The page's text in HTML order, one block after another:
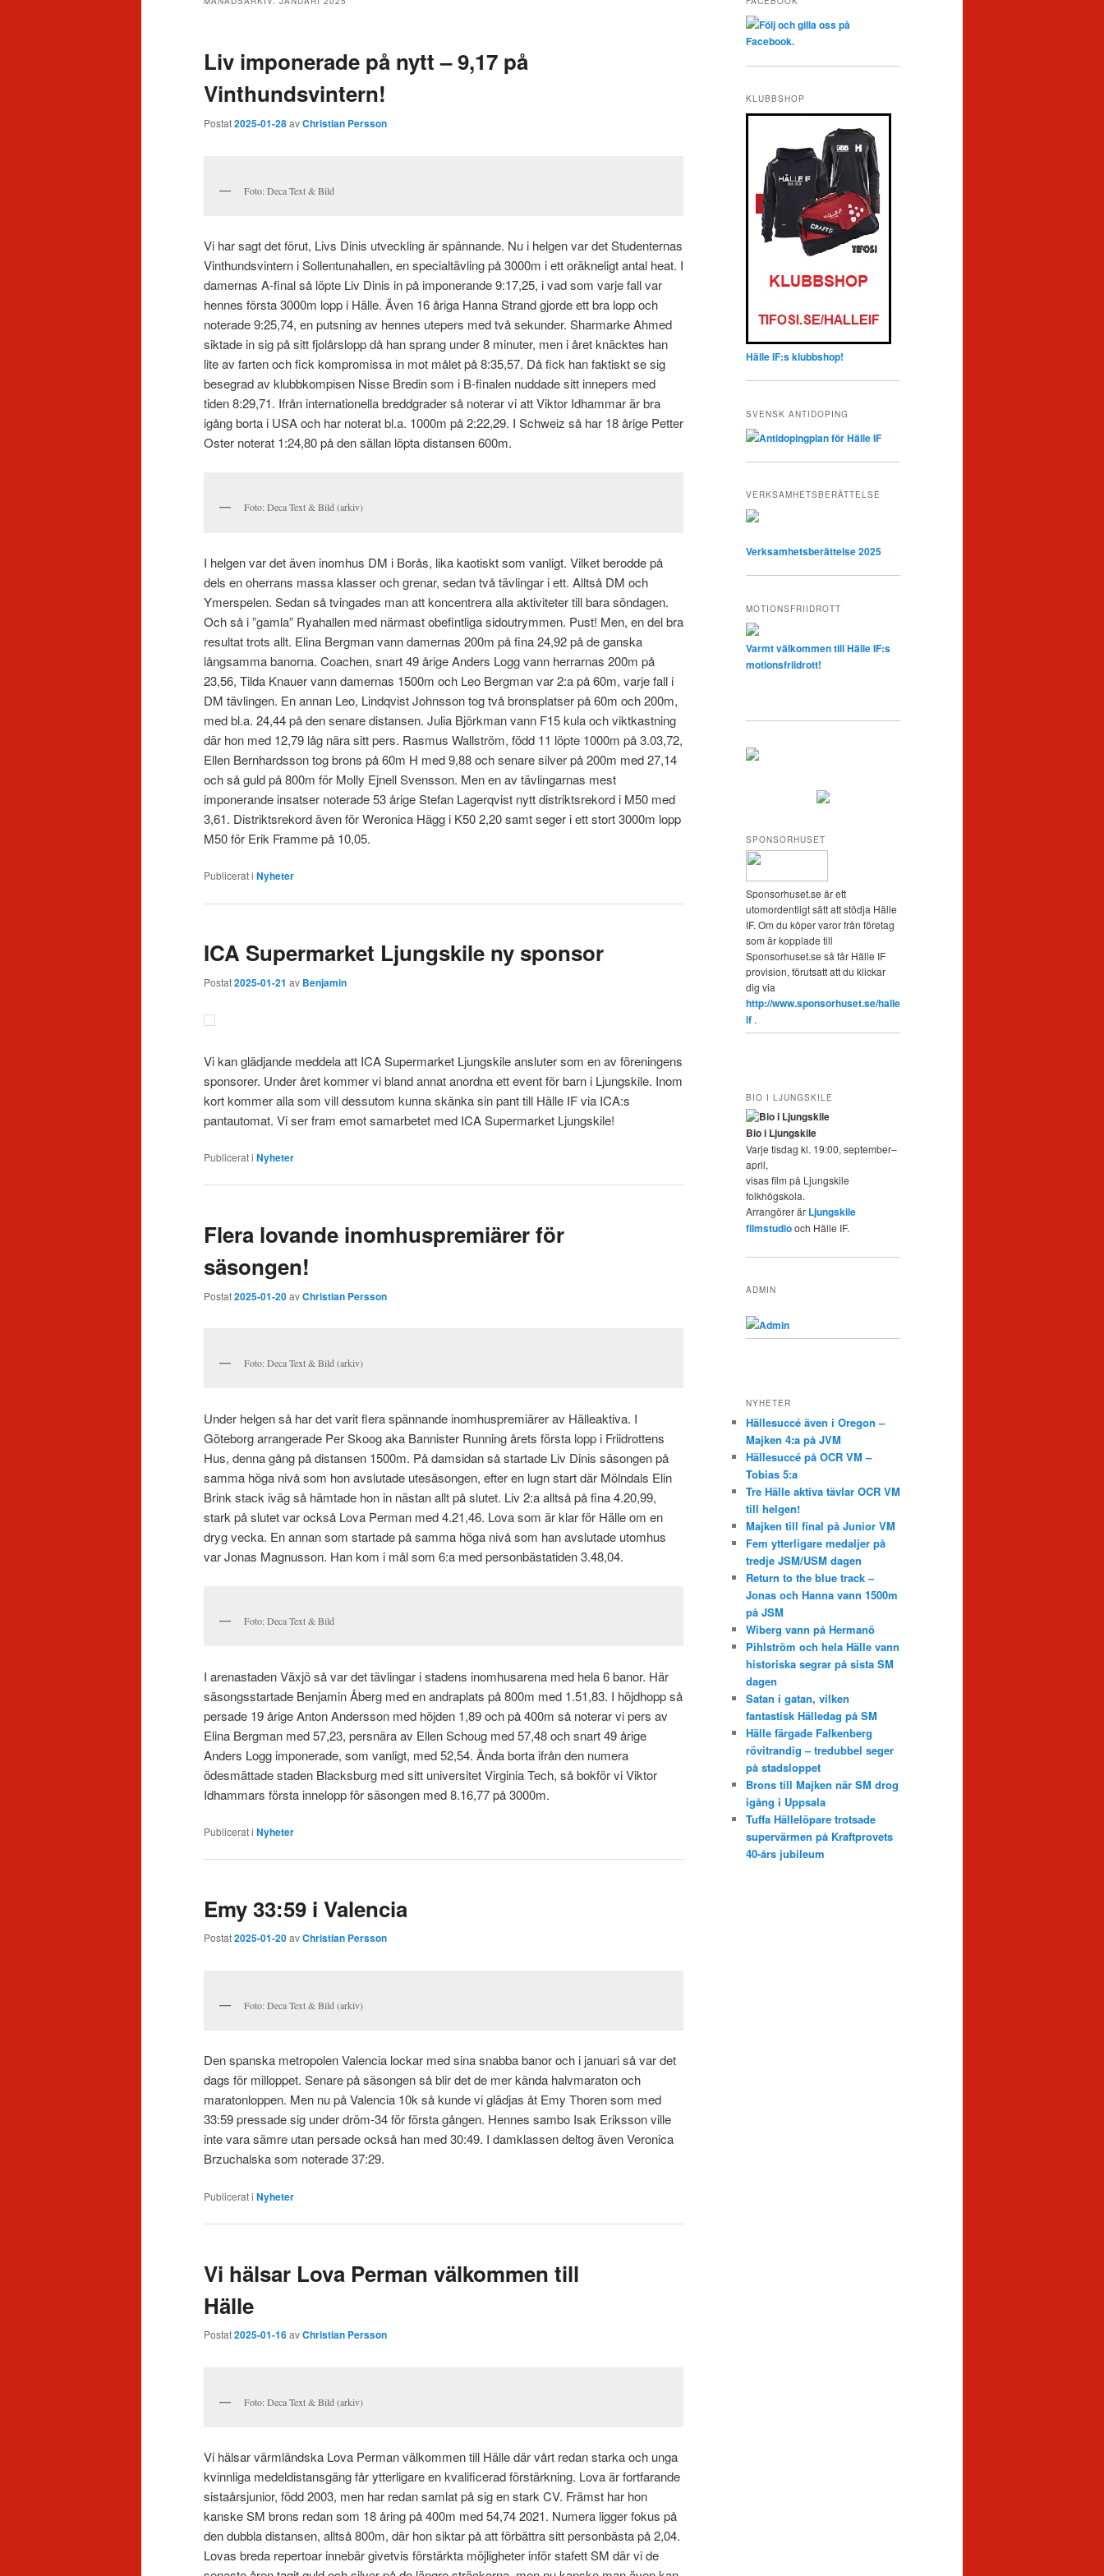
Liv imponerade på nytt – 9,17 på
Vinthundsvintern!
Postat2025-01-28avChristian Persson
Foto: Deca Text & Bild
Vi har sagt det förut, Livs Dinis utveckling är spännande. Nu i helgen var det Studenternas
Vinthundsvintern i Sollentunahallen, en specialtävling på 3000m i ett oräkneligt antal heat. I
damernas A-final så löpte Liv Dinis in på imponerande 9:17,25, i vad som varje fall var
hennes första 3000m lopp i Hälle. Även 16 åriga Hanna Strand gjorde ett bra lopp och
noterade 9:25,74, en putsning av hennes utepers med två sekunder. Sharmarke Ahmed
siktade in sig på sitt fjolårslopp då han sprang under 8 minuter, men i året knäcktes han
lite av farten och fick kompromissa in mot målet på 8:35,57. Då fick han faktiskt se sig
besegrad av klubbkompisen Nisse Bredin som i B-finalen nuddade sitt innepers med
tiden 8:29,71. Ifrån internationella breddgrader så noterar vi att Viktor Idhammar är bra
igång borta i USA och har noterat bl.a. 1000m på 2:22,29. I Schweiz så har 18 årige Petter
Oster noterat 1:24,80 på den sällan löpta distansen 600m.
Foto: Deca Text & Bild (arkiv)
I helgen var det även inomhus DM i Borås, lika kaotiskt som vanligt. Vilket berodde på
dels en oherrans massa klasser och grenar, sedan två tävlingar i ett. Alltså DM och
Ymerspelen. Sedan så tvingades man att koncentrera alla aktiviteter till bara söndagen.
Och så i ”gamla” Ryahallen med närmast obefintliga sidoutrymmen. Pust! Men, en del bra
resultat trots allt. Elina Bergman vann damernas 200m på fina 24,92 på de ganska
långsamma banorna. Coachen, snart 49 årige Anders Logg vann herrarnas 200m på
23,56, Tilda Knauer vann damernas 1500m och Leo Bergman var 2:a på 60m, varje fall i
DM tävlingen. En annan Leo, Lindqvist Johnsson tog två bronsplatser på 60m och 200m,
med bl.a. 24,44 på den senare distansen. Julia Björkman vann F15 kula och viktkastning
där hon med 12,79 låg nära sitt pers. Rasmus Wallström, född 11 löpte 1000m på 3.03,72,
Ellen Bernhardsson tog brons på 60m H med 9,88 och senare silver på 200m med 27,14
och så guld på 800m för Molly Ejnell Svensson. Men en av tävlingarnas mest
imponerande insatser noterade 53 årige Stefan Lagerqvist nytt distriktsrekord i M50 med
3,61. Distriktsrekord även för Weronica Hägg i K50 2,20 samt seger i ett stort 3000m lopp
M50 för Erik Framme på 10,05.
Publicerat i Nyheter
ICA Supermarket Ljungskile ny sponsor
Postat2025-01-21 av Benjamin
Vi kan glädjande meddela att ICA Supermarket Ljungskile ansluter som en av föreningens
sponsorer. Under året kommer vi bland annat anordna ett event för barn i Ljungskile. Inom
kort kommer alla som vill dessutom kunna skänka sin pant till Hälle IF via ICA:s
pantautomat. Vi ser fram emot samarbetet med ICA Supermarket Ljungskile!
Publicerat i Nyheter
Flera lovande inomhuspremiärer för
säsongen!
Postat2025-01-20avChristian Persson
Foto: Deca Text & Bild (arkiv)
Under helgen så har det varit flera spännande inomhuspremiärer av Hälleaktiva. I
Göteborg arrangerade Per Skoog aka Bannister Running årets första lopp i Friidrottens
Hus, denna gång på distansen 1500m. På damsidan så startade Liv Dinis säsongen på
samma höga nivå som hon avslutade utesäsongen, efter en lugn start där Mölndals Elin
Brink stack iväg så hämtade hon in nästan allt på slutet. Liv 2:a alltså på fina 4.20,99,
stark på slutet var också Lova Perman med 4.21,46. Lova som är klar för Hälle om en
dryg vecka. En annan som startade på samma höga nivå som han avslutade utomhus
var Jonas Magnusson. Han kom i mål som 6:a med personbästatiden 3.48,04.
Foto: Deca Text & Bild
I arenastaden Växjö så var det tävlingar i stadens inomhusarena med hela 6 banor. Här
säsongsstartade Benjamin Åberg med en andraplats på 800m med 1.51,83. I höjdhopp så
persade 19 årige Anton Andersson med höjden 1,89 och på 400m så noterar vi pers av
Elina Bergman med 57,23, persnära av Ellen Schoug med 57,48 och snart 49 årige
Anders Logg imponerade, som vanligt, med 52,54. Ända borta ifrån den numera
ödesmättade staden Blacksburg med sitt universitet Virginia Tech, så bokför vi Viktor
Idhammars första innelopp för säsongen med 8.16,77 på 3000m.
Publicerat i Nyheter
Emy 33:59 i Valencia
Postat2025-01-20avChristian Persson
Foto: Deca Text & Bild (arkiv)
Den spanska metropolen Valencia lockar med sina snabba banor och i januari så var det
dags för milloppet. Senare på säsongen så blir det de mer kända halvmaraton och
maratonloppen. Men nu på Valencia 10k så kunde vi glädjas åt Emy Thoren som med
33:59 pressade sig under dröm-34 för första gången. Hennes sambo Isak Eriksson ville
inte vara sämre utan persade också han med 30:49. I damklassen deltog även Veronica
Brzuchalska som noterade 37:29.
Publicerat i Nyheter
Vi hälsar Lova Perman välkommen till
Hälle
Postat2025-01-16avChristian Persson
Foto: Deca Text & Bild (arkiv)
Vi hälsar värmländska Lova Perman välkommen till Hälle där vårt redan starka och unga
kvinnliga medeldistansgäng får ytterligare en kvalificerad förstärkning. Lova är fortfarande
sistaårsjunior, född 2003, men har redan samlat på sig en stark CV. Främst har hon
kanske SM brons redan som 18 åring på 400m med 54,74 2021. Numera ligger fokus på
den dubbla distansen, alltså 800m, där hon siktar på att förbättra sitt personbästa på 2,04.
Lovas breda repertoar innebär givetvis förstärkta möjligheter inför stafett SM där vi de
Följ och gilla oss på
Facebook.
KLUBBSHOP
Hälle IF:s klubbshop!
SVENSK ANTIDOPING
Antidopingplan för Hälle IF
VERKSAMHETSBERÄTTELSE
Verksamhetsberättelse 2025
MOTIONSFRIIDROTT
Varmt välkommen till Hälle IF:s
motionsfriidrott!
SPONSORHUSET
Sponsorhuset.se är ett
utomordentligt sätt att stödja Hälle
IF. Om du köper varor från företag
som är kopplade till
Sponsorhuset.se så får Hälle IF
provision, förutsatt att du klickar
dig via
http://www.sponsorhuset.se/halle
if .
BIO I LJUNGSKILE
Bio i Ljungskile
Varje tisdag kl. 19:00, september–
april,
visas film på Ljungskile
folkhögskola.
Arrangörer är Ljungskile
filmstudiooch Hälle IF.
ADMIN
Admin
NYHETER
Hällesuccé även i Oregon –
Majken 4:a på JVM
Hällesuccé på OCR VM –
Tobias 5:a
Tre Hälle aktiva tävlar OCR VM
till helgen!
Majken till final på Junior VM
Fem ytterligare medaljer på
tredje JSM/USM dagen
Return to the blue track –
Jonas och Hanna vann 1500m
på JSM
Wiberg vann på Hermanö
Pihlström och hela Hälle vann
historiska segrar på sista SM
dagen
Satan i gatan, vilken
fantastisk Hälledag på SM
Hälle färgade Falkenberg
rövitrandig – tredubbel seger
på stadsloppet
Brons till Majken när SM drog
igång i Uppsala
Tuffa Hällelöpare trotsade
supervärmen på Kraftprovets
40-års jubileum